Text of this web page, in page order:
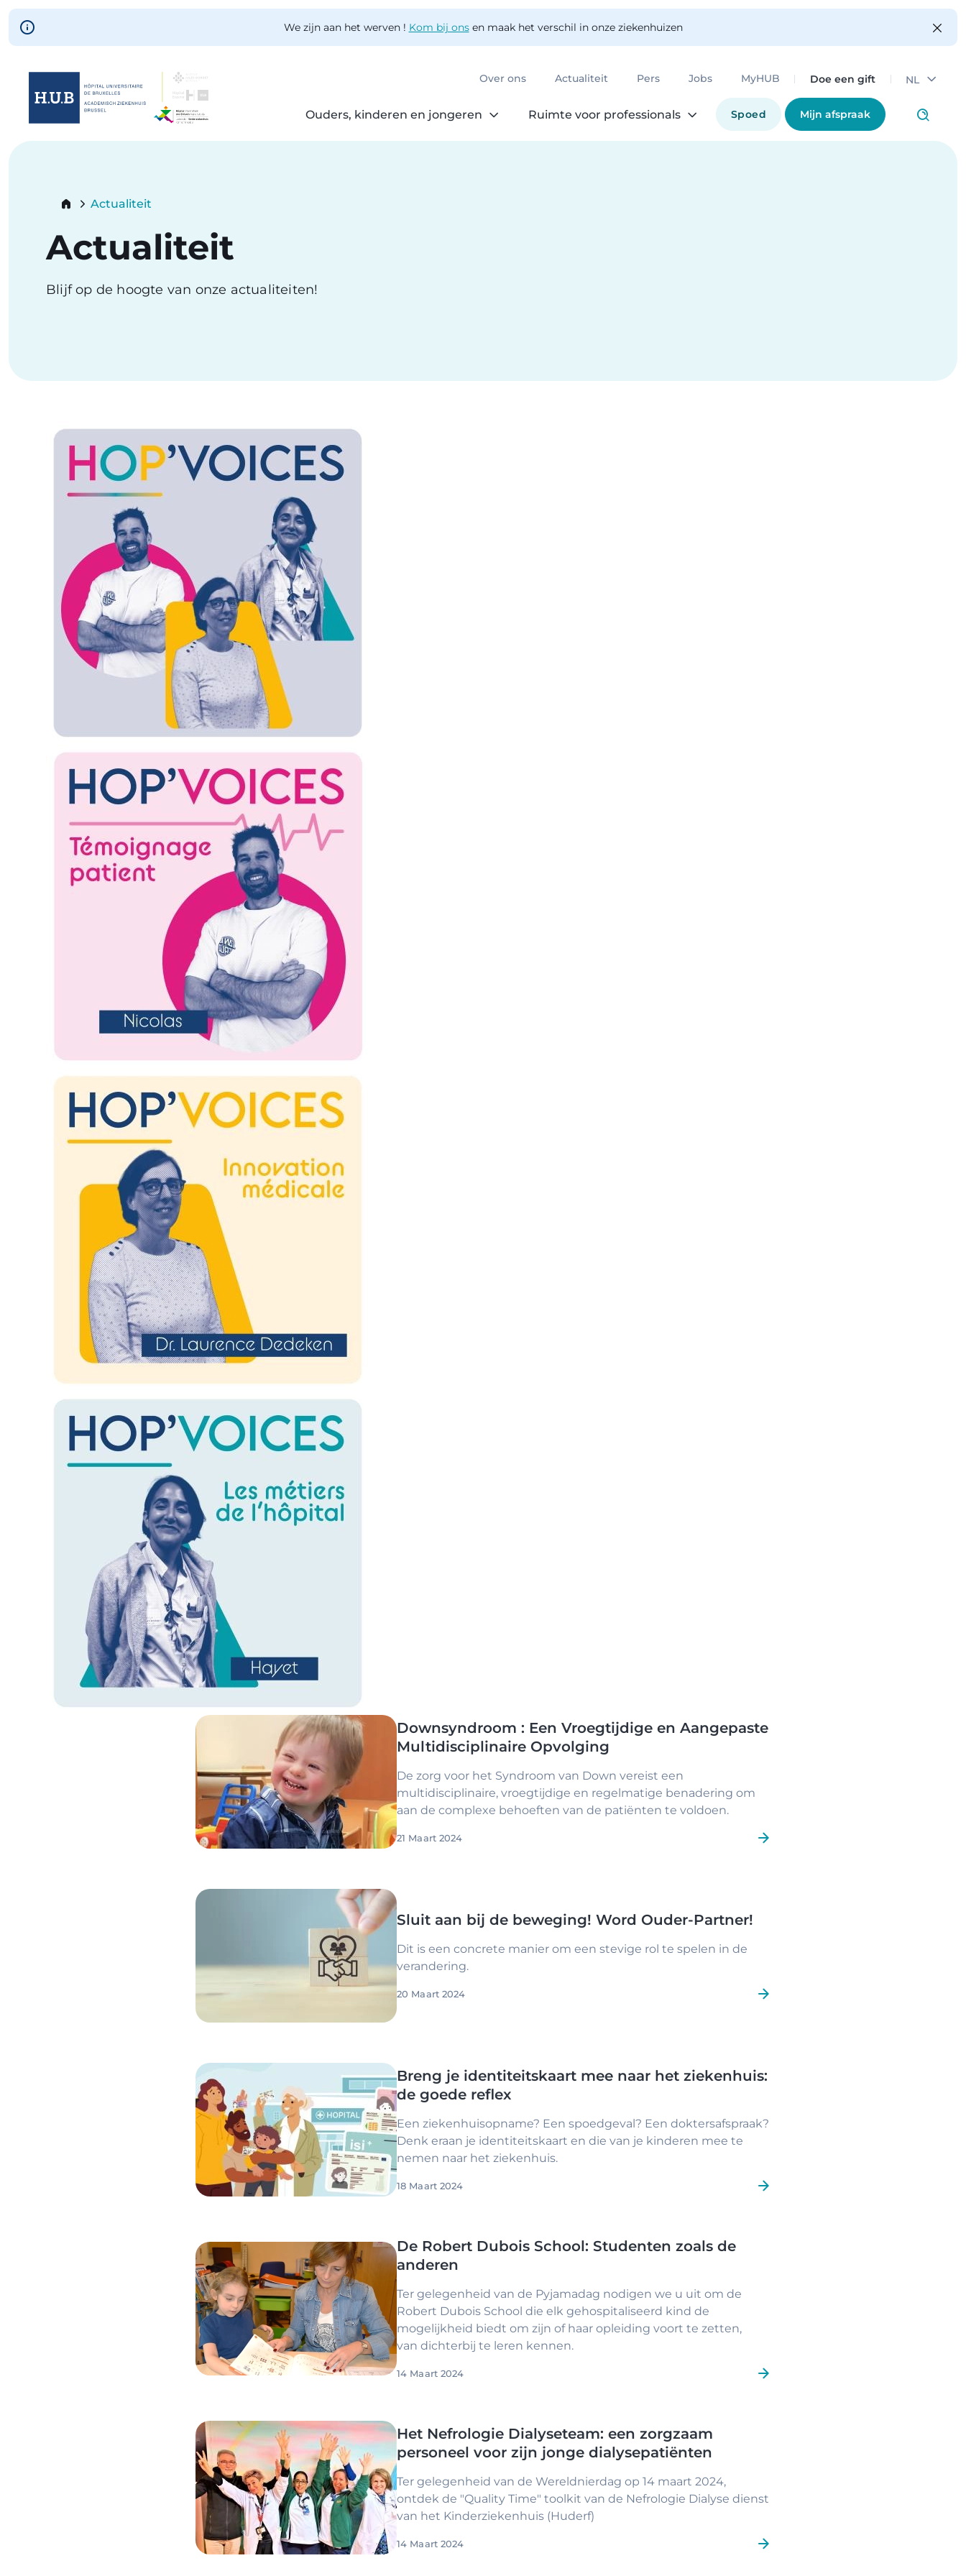
Skip to main content
We zijn aan het werven ! Kom bij onsen maak het verschil in onze ziekenhuizen
Over ons Actualiteit Pers Jobs MyHUB Doe een gift NL
Ouders, kinderen en jongeren Ruimte voor professionals Spoed Mijn afspraak
Skip
Breadcrumb
Actualiteit
Actualiteit
Blijf op de hoogte van onze actualiteiten!
Image
Image
Image
Image
Image
Downsyndroom : Een Vroegtijdige en Aangepaste
Multidisciplinaire Opvolging
De zorg voor het Syndroom van Down vereist een
multidisciplinaire, vroegtijdige en regelmatige benadering om
aan de complexe behoeften van de patiënten te voldoen.
21 Maart 2024
Image
Sluit aan bij de beweging! Word Ouder-Partner!
Dit is een concrete manier om een stevige rol te spelen in de
verandering.
20 Maart 2024
Image
Breng je identiteitskaart mee naar het ziekenhuis:
de goede reflex
Een ziekenhuisopname? Een spoedgeval? Een doktersafspraak?
Denk eraan je identiteitskaart en die van je kinderen mee te
nemen naar het ziekenhuis.
18 Maart 2024
Image
De Robert Dubois School: Studenten zoals de
anderen
Ter gelegenheid van de Pyjamadag nodigen we u uit om de
Robert Dubois School die elk gehospitaliseerd kind de
mogelijkheid biedt om zijn of haar opleiding voort te zetten,
van dichterbij te leren kennen.
14 Maart 2024
Image
Het Nefrologie Dialyseteam: een zorgzaam
personeel voor zijn jonge dialysepatiënten
Ter gelegenheid van de Wereldnierdag op 14 maart 2024,
ontdek de "Quality Time" toolkit van de Nefrologie Dialyse dienst
van het Kinderziekenhuis (Huderf)
14 Maart 2024